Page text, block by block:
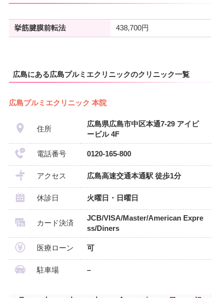
挙筋腱膜前転法 438,700円
広島にある広島プルミエクリニックのクリニック一覧
広島プルミエクリニック 本院
住所
広島県広島市中区本通7-29 アイビ
ービル 4F
電話番号 0120-165-800
アクセス 広島高速交通本通駅 徒歩1分
休診日 火曜日・日曜日
カード決済
JCB/VISA/Master/American Expre
ss/Diners
医療ローン 可
駐車場 –